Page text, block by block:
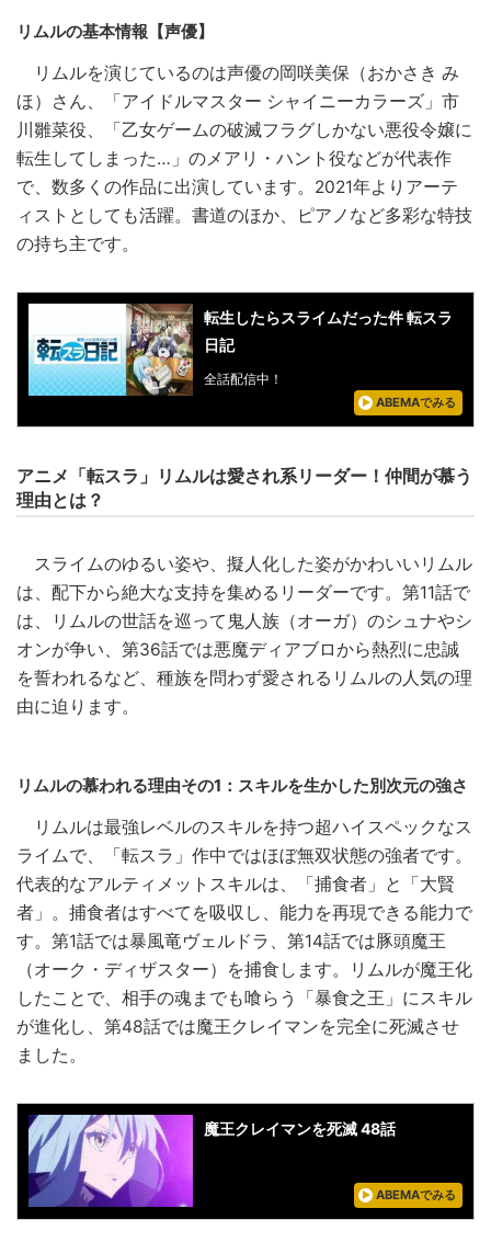
リムルの基本情報【声優】
リムルを演じているのは声優の岡咲美保（おかさき み
ほ）さん、「アイドルマスター シャイニーカラーズ」市
川雛菜役、「乙女ゲームの破滅フラグしかない悪役令嬢に
転生してしまった…」のメアリ・ハント役などが代表作
で、数多くの作品に出演しています。2021年よりアーテ
ィストとしても活躍。書道のほか、ピアノなど多彩な特技
の持ち主です。
転生したらスライムだった件 転スラ
日記
全話配信中！
ABEMAでみる
アニメ「転スラ」リムルは愛され系リーダー！仲間が慕う
理由とは？
スライムのゆるい姿や、擬人化した姿がかわいいリムル
は、配下から絶大な支持を集めるリーダーです。第11話で
は、リムルの世話を巡って鬼人族（オーガ）のシュナやシ
オンが争い、第36話では悪魔ディアブロから熱烈に忠誠
を誓われるなど、種族を問わず愛されるリムルの人気の理
由に迫ります。
リムルの慕われる理由その1：スキルを生かした別次元の強さ
リムルは最強レベルのスキルを持つ超ハイスペックなス
ライムで、「転スラ」作中ではほぼ無双状態の強者です。
代表的なアルティメットスキルは、「捕食者」と「大賢
者」。捕食者はすべてを吸収し、能力を再現できる能力で
す。第1話では暴風竜ヴェルドラ、第14話では豚頭魔王
（オーク・ディザスター）を捕食します。リムルが魔王化
したことで、相手の魂までも喰らう「暴食之王」にスキル
が進化し、第48話では魔王クレイマンを完全に死滅させ
ました。
魔王クレイマンを死滅 48話
ABEMAでみる